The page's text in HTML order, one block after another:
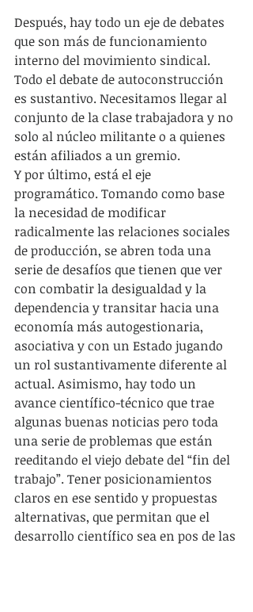
Después, hay todo un eje de debates
que son más de funcionamiento
interno del movimiento sindical.
Todo el debate de autoconstrucción
es sustantivo. Necesitamos llegar al
conjunto de la clase trabajadora y no
solo al núcleo militante o a quienes
están afiliados a un gremio.
Y por último, está el eje
programático. Tomando como base
la necesidad de modificar
radicalmente las relaciones sociales
de producción, se abren toda una
serie de desafíos que tienen que ver
con combatir la desigualdad y la
dependencia y transitar hacia una
economía más autogestionaria,
asociativa y con un Estado jugando
un rol sustantivamente diferente al
actual. Asimismo, hay todo un
avance científico-técnico que trae
algunas buenas noticias pero toda
una serie de problemas que están
reeditando el viejo debate del “fin del
trabajo”. Tener posicionamientos
claros en ese sentido y propuestas
alternativas, que permitan que el
desarrollo científico sea en pos de las